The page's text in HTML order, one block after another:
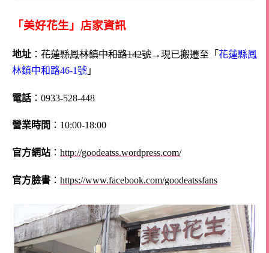
「美好花生」店家資訊
地址 ： 花蓮縣鳳林鎮中和路142號→現已搬遷至「 花蓮縣鳳
林鎮中和路46-1號 」
電話 ：0933-528-448
營業時間 ：10:00-18:00
官方網站 ： http://goodeatss.wordpress.com/
官方臉書 ： https://www.facebook.com/goodeatssfans